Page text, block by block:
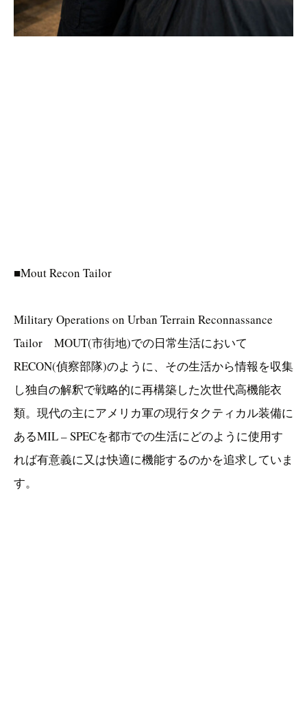
■Mout Recon Tailor
Military Operations on Urban Terrain Reconnassance
Tailor MOUT(市街地)での日常生活において
RECON(偵察部隊)のように、その生活から情報を収集
し独自の解釈で戦略的に再構築した次世代高機能衣
類。現代の主にアメリカ軍の現行タクティカル装備に
あるMIL – SPECを都市での生活にどのように使用す
れば有意義に又は快適に機能するのかを追求していま
す。